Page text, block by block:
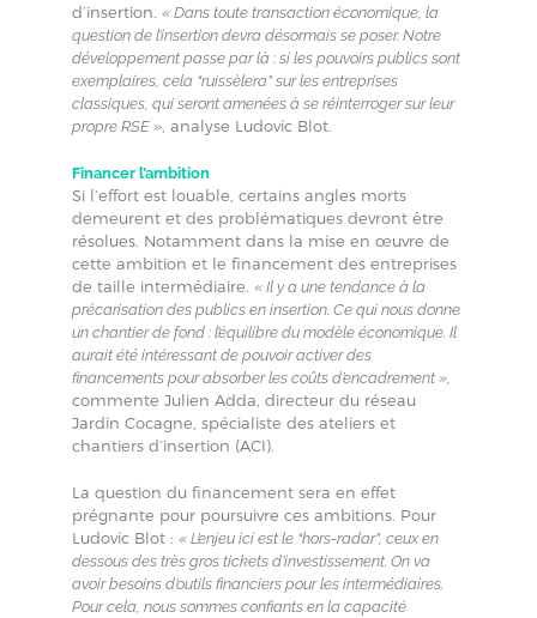
d’insertion. « Dans toute transaction économique, la
question de l’insertion devra désormais se poser. Notre
développement passe par là : si les pouvoirs publics sont
exemplaires, cela “ruissèlera” sur les entreprises
classiques, qui seront amenées à se réinterroger sur leur
propre RSE » , analyse Ludovic Blot.
Financer l’ambition
Si l’effort est louable, certains angles morts
demeurent et des problématiques devront être
résolues. Notamment dans la mise en œuvre de
cette ambition et le financement des entreprises
de taille intermédiaire. « Il y a une tendance à la
précarisation des publics en insertion. Ce qui nous donne
un chantier de fond : l’équilibre du modèle économique. Il
aurait été intéressant de pouvoir activer des
financements pour absorber les coûts d’encadrement »,
commente Julien Adda, directeur du réseau
Jardin Cocagne, spécialiste des ateliers et
chantiers d’insertion (ACI).
La question du financement sera en effet
prégnante pour poursuivre ces ambitions. Pour
Ludovic Blot : « L’enjeu ici est le “hors-radar”, ceux en
dessous des très gros tickets d’investissement. On va
avoir besoins d’outils financiers pour les intermédiaires.
Pour cela, nous sommes confiants en la capacité